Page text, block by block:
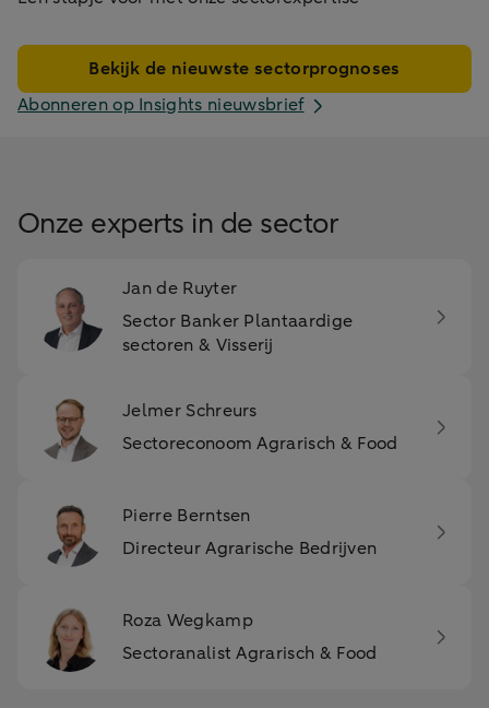
Bekijk de nieuwste sectorprognoses
Abonneren op Insights nieuwsbrief
Onze experts in de sector
Jan de Ruyter
Sector Banker Plantaardige
sectoren & Visserij
Jelmer Schreurs
Sectoreconoom Agrarisch & Food
Pierre Berntsen
Directeur Agrarische Bedrijven
Roza Wegkamp
Sectoranalist Agrarisch & Food